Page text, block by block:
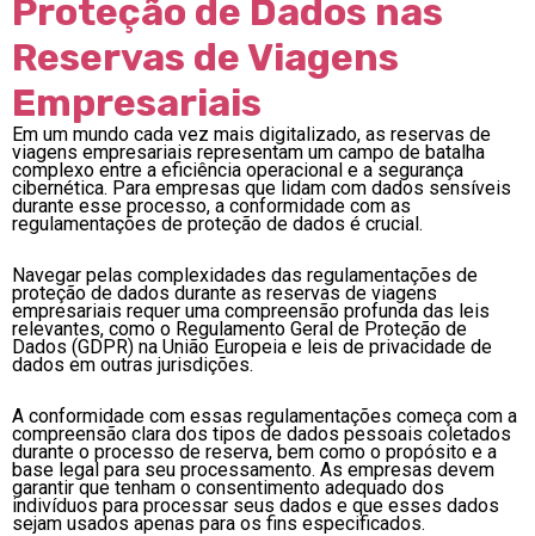
Proteção de Dados nas
Reservas de Viagens
Empresariais
Em um mundo cada vez mais digitalizado, as reservas de
viagens empresariais representam um campo de batalha
complexo entre a eficiência operacional e a segurança
cibernética. Para empresas que lidam com dados sensíveis
durante esse processo, a conformidade com as
regulamentações de proteção de dados é crucial.
Navegar pelas complexidades das regulamentações de
proteção de dados durante as reservas de viagens
empresariais requer uma compreensão profunda das leis
relevantes, como o Regulamento Geral de Proteção de
Dados (GDPR) na União Europeia e leis de privacidade de
dados em outras jurisdições.
A conformidade com essas regulamentações começa com a
compreensão clara dos tipos de dados pessoais coletados
durante o processo de reserva, bem como o propósito e a
base legal para seu processamento. As empresas devem
garantir que tenham o consentimento adequado dos
indivíduos para processar seus dados e que esses dados
sejam usados apenas para os fins especificados.